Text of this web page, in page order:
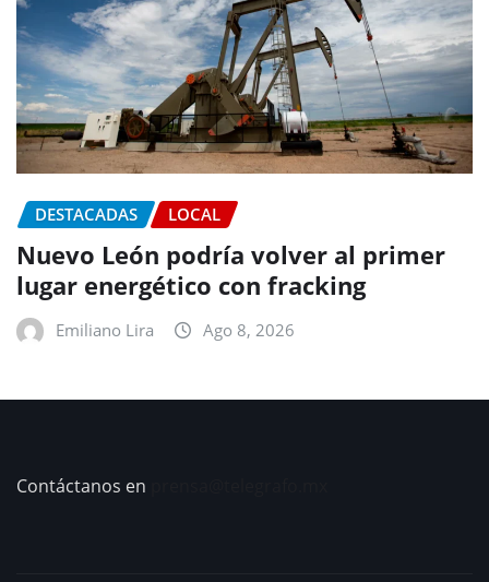
DESTACADAS LOCAL
Nuevo León podría volver al primer
lugar energético con fracking
Emiliano Lira Ago 8, 2026
Contáctanos en